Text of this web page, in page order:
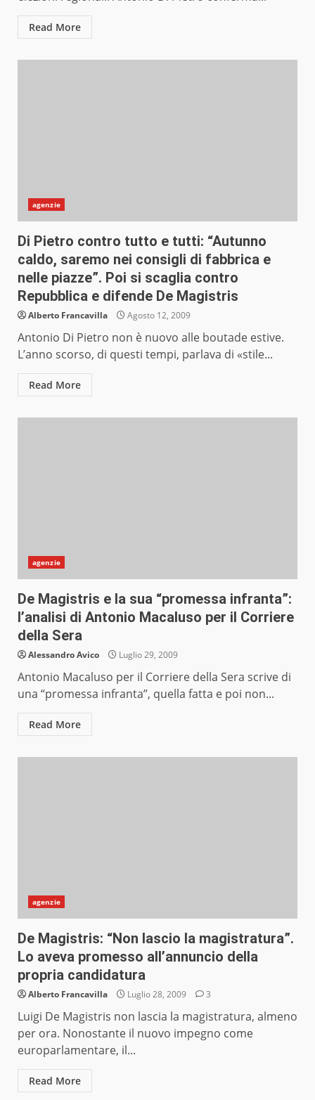
Read More
agenzie
Di Pietro contro tutto e tutti: “Autunno
caldo, saremo nei consigli di fabbrica e
nelle piazze”. Poi si scaglia contro
Repubblica e difende De Magistris
Alberto Francavilla Agosto 12, 2009
Antonio Di Pietro non è nuovo alle boutade estive.
L’anno scorso, di questi tempi, parlava di «stile...
Read More
agenzie
De Magistris e la sua “promessa infranta”:
l’analisi di Antonio Macaluso per il Corriere
della Sera
Alessandro Avico Luglio 29, 2009
Antonio Macaluso per il Corriere della Sera scrive di
una “promessa infranta”, quella fatta e poi non...
Read More
agenzie
De Magistris: “Non lascio la magistratura”.
Lo aveva promesso all’annuncio della
propria candidatura
Alberto Francavilla Luglio 28, 2009 3
Luigi De Magistris non lascia la magistratura, almeno
per ora. Nonostante il nuovo impegno come
europarlamentare, il...
Read More